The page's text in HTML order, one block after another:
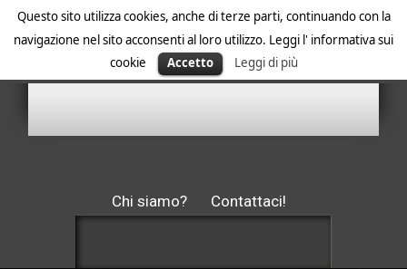
Questo sito utilizza cookies, anche di terze parti, continuando con la
navigazione nel sito acconsenti al loro utilizzo. Leggi l' informativa sui
cookie
Accetto Leggi di più
Chi siamo? Contattaci!